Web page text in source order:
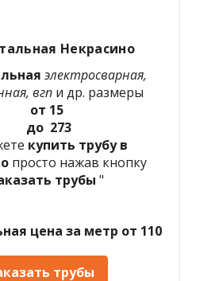
Некрасино
электросварная,
вгп и др. размеры
от 15
до 273
купить трубу в
просто нажав кнопку
трубы "
цена за метр от 110
трубы